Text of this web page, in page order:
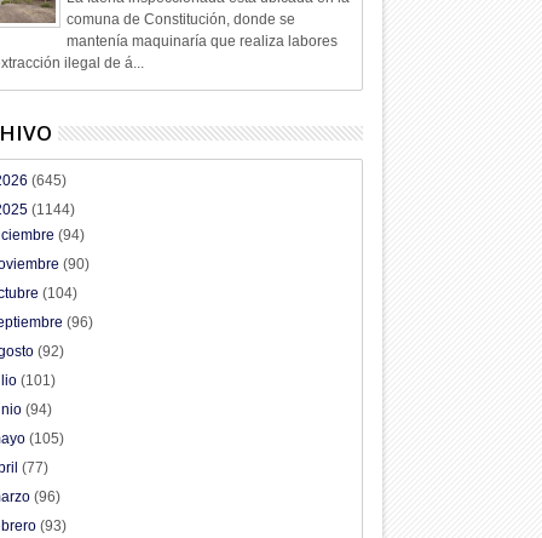
comuna de Constitución, donde se
mantenía maquinaría que realiza labores
ilegal de á...
(645)
(1144)
(94)
(90)
(104)
(96)
(92)
(101)
(94)
(105)
(77)
(96)
(93)